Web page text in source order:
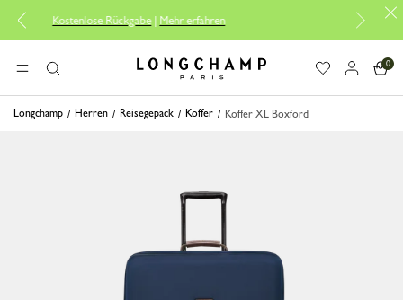
Rückgabe|Mehr erfahren Kostenlose
MENÜSuche Longchamp - Home
0
Longchamp Herren Reisegepäck Koffer Koffer XL Boxford